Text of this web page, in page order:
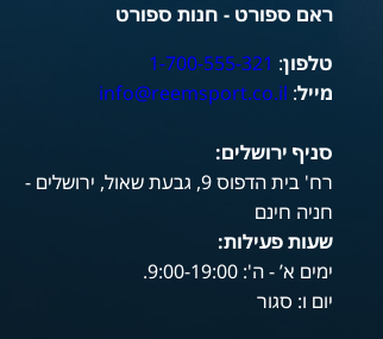
ראם ספורט - חנות ספורט
טלפון:
1-700-555-321
מייל:
info@reemsport.co.il
סניף ירושלים:
רח' בית הדפוס 9, גבעת שאול, ירושלים -
חניה חינם
שעות פעילות:
ימים א’ - ה': 9:00-19:00.
יום ו: סגור